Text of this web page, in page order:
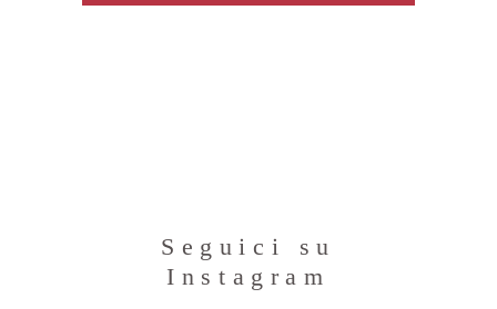
Seguici su
Instagram